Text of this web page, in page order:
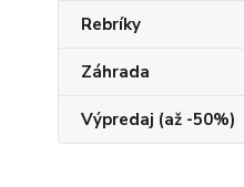
Rebríky
Záhrada
Výpredaj (až -50%)